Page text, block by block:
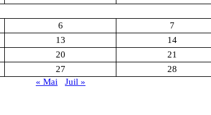
6 7
13 14
20 21
27 28
« Mai
Juil »